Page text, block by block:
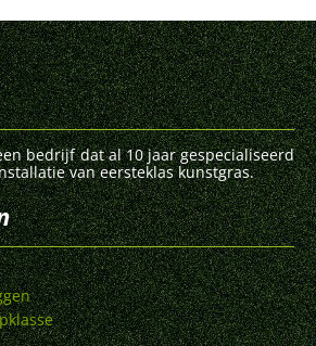
een bedrijf dat al 10 jaar gespecialiseerd
van eersteklas kunstgras.